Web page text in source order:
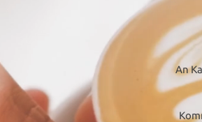
An